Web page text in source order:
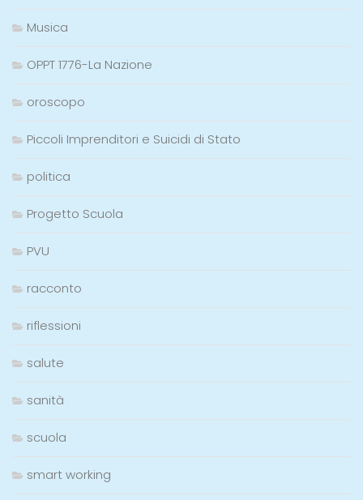
Musica
OPPT 1776-La Nazione
oroscopo
Piccoli Imprenditori e Suicidi di Stato
politica
Progetto Scuola
PVU
racconto
riflessioni
salute
sanità
scuola
smart working